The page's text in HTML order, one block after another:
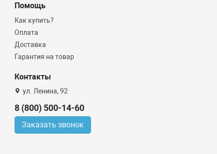
Помощь
Как купить?
Оплата
Доставка
Гарантия на товар
Контакты
ул. Ленина, 92
8 (800) 500-14-60
Заказать звонок